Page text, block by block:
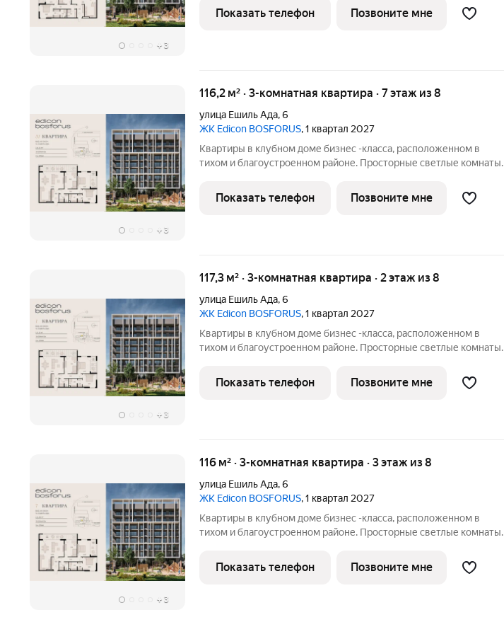
+ 3
предусмотрена озелененная терраса, современная зона для
спорта, рядом-
Показать телефон Позвоните мне
+ 3
116,2 м² · 3-комнатная квартира · 7 этаж из 8
улица Ешиль Ада,6
ЖК Edicon BOSFORUS, 1 квартал 2027
Квартиры в клубном доме бизнес -класса, расположенном в
тихом и благоустроенном районе. Просторные светлые комнаты,
предусмотрена озелененная терраса, современная зона для
спорта, рядом-
Показать телефон Позвоните мне
+ 3
117,3 м² · 3-комнатная квартира · 2 этаж из 8
улица Ешиль Ада,6
ЖК Edicon BOSFORUS, 1 квартал 2027
Квартиры в клубном доме бизнес -класса, расположенном в
тихом и благоустроенном районе. Просторные светлые комнаты,
предусмотрена озелененная терраса, современная зона для
спорта, рядом-
Показать телефон Позвоните мне
+ 3
116 м² · 3-комнатная квартира · 3 этаж из 8
улица Ешиль Ада,6
ЖК Edicon BOSFORUS, 1 квартал 2027
Квартиры в клубном доме бизнес -класса, расположенном в
тихом и благоустроенном районе. Просторные светлые комнаты,
предусмотрена озелененная терраса, современная зона для
спорта, рядом-
Показать телефон Позвоните мне